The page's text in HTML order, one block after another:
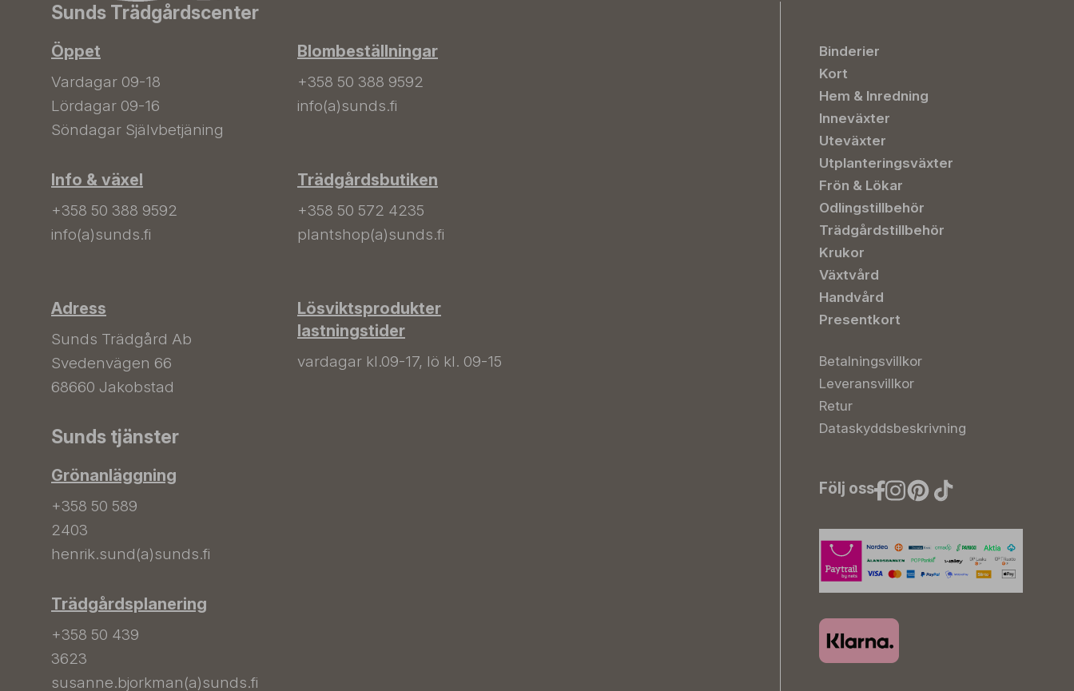
Sunds Trädgårdscenter
Öppet
Vardagar 09-18
Lördagar 09-16
Söndagar Självbetjäning
Info & växel
+358 50 388 9592
info(a)sunds.fi
Adress
Sunds Trädgård Ab
Svedenvägen 66
68660 Jakobstad
Blombeställningar
+358 50 388 9592
info(a)sunds.fi
Trädgårdsbutiken
+358 50 572 4235
plantshop(a)sunds.fi
Lösviktsprodukter
lastningstider
vardagar kl.09-17, lö kl. 09-15
Sunds tjänster
Grönanläggning
+358 50 589
2403
henrik.sund(a)sunds.fi
Trädgårdsplanering
+358 50 439
3623
susanne.bjorkman(a)sunds.fi
Binderier
Kort
Hem & Inredning
Inneväxter
Uteväxter
Utplanteringsväxter
Frön & Lökar
Odlingstillbehör
Trädgårdstillbehör
Krukor
Växtvård
Handvård
Presentkort
Betalningsvillkor
Leveransvillkor
Retur
Dataskyddsbeskrivning
Följ oss